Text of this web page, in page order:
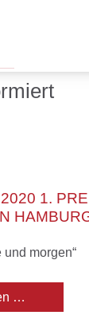
1.
und morgen“
…